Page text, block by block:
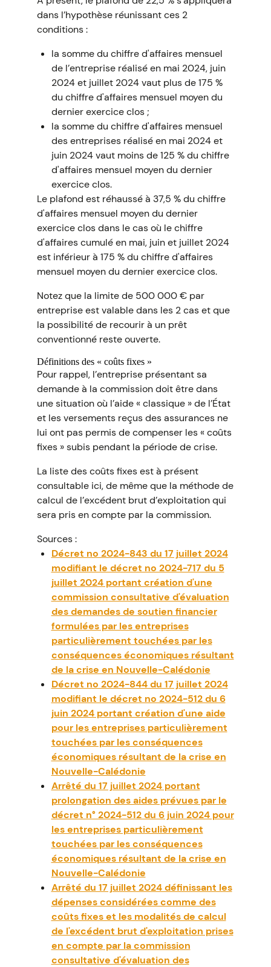
dans l’hypothèse réunissant ces 2
conditions :
la somme du chiffre d'affaires mensuel
de l’entreprise réalisé en mai 2024, juin
2024 et juillet 2024 vaut plus de 175 %
du chiffre d'affaires mensuel moyen du
dernier exercice clos ;
la somme du chiffre d'affaires mensuel
des entreprises réalisé en mai 2024 et
juin 2024 vaut moins de 125 % du chiffre
d'affaires mensuel moyen du dernier
exercice clos.
Le plafond est réhaussé à 37,5 % du chiffre
d'affaires mensuel moyen du dernier
exercice clos dans le cas où le chiffre
d'affaires cumulé en mai, juin et juillet 2024
est inférieur à 175 % du chiffre d'affaires
mensuel moyen du dernier exercice clos.
Notez que la limite de 500 000 € par
entreprise est valable dans les 2 cas et que
la possibilité de recourir à un prêt
conventionné reste ouverte.
Définitions des « coûts fixes »
Pour rappel, l’entreprise présentant sa
demande à la commission doit être dans
une situation où l’aide « classique » de l’État
et les versements reçus des assurances ne
lui ont pas permis de compenser les « coûts
fixes » subis pendant la période de crise.
La liste des coûts fixes est à présent
consultable ici, de même que la méthode de
calcul de l’excédent brut d’exploitation qui
sera pris en compte par la commission.
Sources :
Décret no 2024-843 du 17 juillet 2024
modifiant le décret no 2024-717 du 5
juillet 2024 portant création d'une
commission consultative d'évaluation
des demandes de soutien financier
formulées par les entreprises
particulièrement touchées par les
conséquences économiques résultant
de la crise en Nouvelle-Calédonie
Décret no 2024-844 du 17 juillet 2024
modifiant le décret no 2024-512 du 6
juin 2024 portant création d'une aide
pour les entreprises particulièrement
touchées par les conséquences
économiques résultant de la crise en
Nouvelle-Calédonie
Arrêté du 17 juillet 2024 portant
prolongation des aides prévues par le
décret n° 2024-512 du 6 juin 2024 pour
les entreprises particulièrement
touchées par les conséquences
économiques résultant de la crise en
Nouvelle-Calédonie
Arrêté du 17 juillet 2024 définissant les
dépenses considérées comme des
coûts fixes et les modalités de calcul
de l'excédent brut d'exploitation prises
en compte par la commission
consultative d'évaluation des